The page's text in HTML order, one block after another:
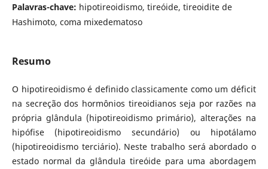
Palavras-chave: hipotireoidismo, tireóide, tireoidite de
Hashimoto, coma mixedematoso
Resumo
O hipotireoidismo é definido classicamente como um déficit
na secreção dos hormônios tireoidianos seja por razões na
própria glândula (hipotireoidismo primário), alterações na
hipófise (hipotireoidismo secundário) ou hipotálamo
(hipotireoidismo terciário). Neste trabalho será abordado o
estado normal da glândula tireóide para uma abordagem